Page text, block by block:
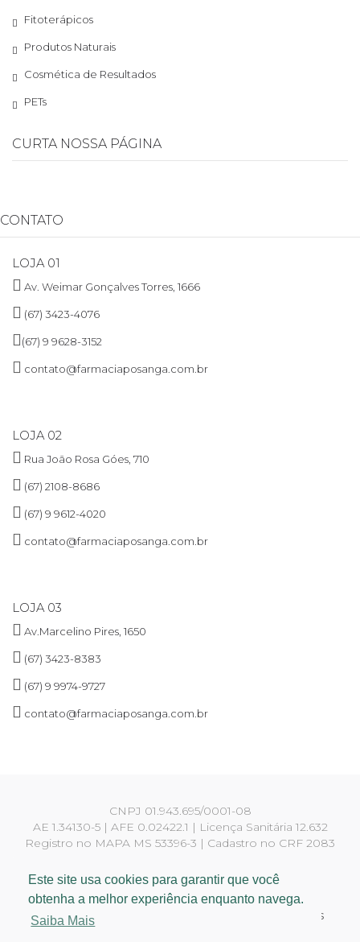
Este site usa cookies para garantir que você
obtenha a melhor experiência enquanto navega.
Saiba Mais
Fitoterápicos
Produtos Naturais
Cosmética de Resultados
PETs
CURTA NOSSA PÁGINA
CONTATO
LOJA 01
Av. Weimar Gonçalves Torres, 1666
(67) 3423-4076
(67) 9 9628-3152
contato@farmaciaposanga.com.br
LOJA 02
Rua João Rosa Góes, 710
(67) 2108-8686
(67) 9 9612-4020
contato@farmaciaposanga.com.br
LOJA 03
Av.Marcelino Pires, 1650
(67) 3423-8383
(67) 9 9974-9727
contato@farmaciaposanga.com.br
CNPJ 01.943.695/0001-08
AE 1.34130-5 | AFE 0.02422.1 | Licença Sanitária 12.632
Registro no MAPA MS 53396-3 | Cadastro no CRF 2083
Yara Martins Rigotti CRF 810
Francielly Ferraz Viana CRF 3634
© 2018 - 2026 Farmácia Posanga. Todos os Direitos